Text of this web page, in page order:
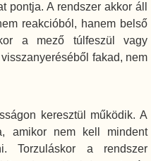
pontja. A rendszer akkor áll
reakcióból, hanem belső
a mező túlfeszül vagy
fakad, nem
keresztül működik. A
amikor nem kell mindent
Torzuláskor a rendszer